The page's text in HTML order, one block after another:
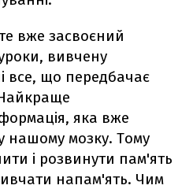
вже засвоєний
вивчену
все, що передбачає
яка вже
нашому мозку. Тому
і розвинути пам'ять
напам'ять. Чим